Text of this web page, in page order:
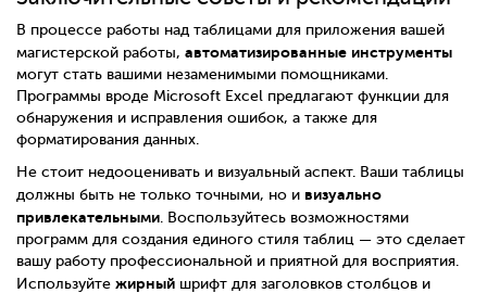
В процессе работы над таблицами для приложения вашей
магистерской работы, автоматизированные инструменты
могут стать вашими незаменимыми помощниками.
Программы вроде Microsoft Excel предлагают функции для
обнаружения и исправления ошибок, а также для
форматирования данных.
Не стоит недооценивать и визуальный аспект. Ваши таблицы
должны быть не только точными, но и визуально
привлекательными . Воспользуйтесь возможностями
программ для создания единого стиля таблиц — это сделает
вашу работу профессиональной и приятной для восприятия.
Используйте жирный шрифт для заголовков столбцов и